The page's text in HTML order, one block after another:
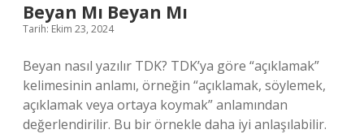
Beyan Mı Beyan Mı
Tarih: Ekim 23, 2024
Beyan nasıl yazılır TDK? TDK’ya göre “açıklamak”
kelimesinin anlamı, örneğin “açıklamak, söylemek,
açıklamak veya ortaya koymak” anlamından
değerlendirilir. Bu bir örnekle daha iyi anlaşılabilir.